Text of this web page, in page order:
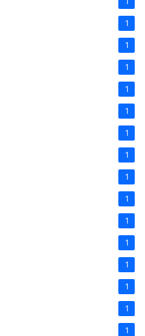
1
1
1
1
1
1
1
1
1
1
1
1
1
1
1